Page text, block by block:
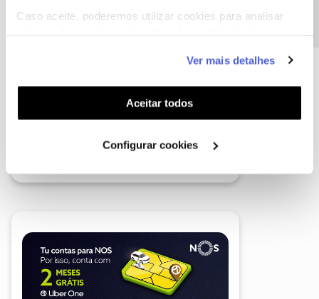
Caso aceite, poderemos utilizar cookies para analisar
funcionalidades (cookies de personalização e
funcionalidade) e adaptar anúncios aos seus interesses
(cookies de publicidade personalizada). Pode gerir a
utilização dos cookies clicando em "Configurar
Ver mais detalhes
Aceitar todos
Configurar cookies